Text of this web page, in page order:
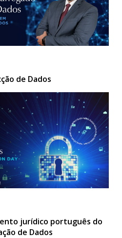
de Dados
jurídico português do
de Dados